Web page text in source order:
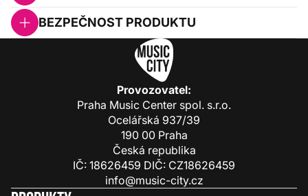
BEZPEČNOST PRODUKTU
Provozovatel:
Praha Music Center spol. s.r.o.
Ocelářská 937/39
190 00 Praha
Česká republika
IČ: 18626459 DIČ: CZ18626459
info@music-city.cz